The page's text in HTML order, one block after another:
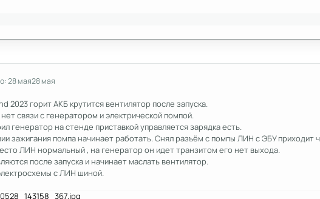
28 мая28 мая
2023 горит АКБ крутится вентилятор после запуска.
связи с генератором и электрической помпой.
генератор на стенде приставкой управляется зарядка есть.
зажигания помпа начинает работать. Снял разъём с помпы ЛИН с ЭБУ приходит
ЛИН нормальный , на генератор он идет транзитом его нет выхода.
после запуска и начинает маслать вентилятор.
с ЛИН шиной.